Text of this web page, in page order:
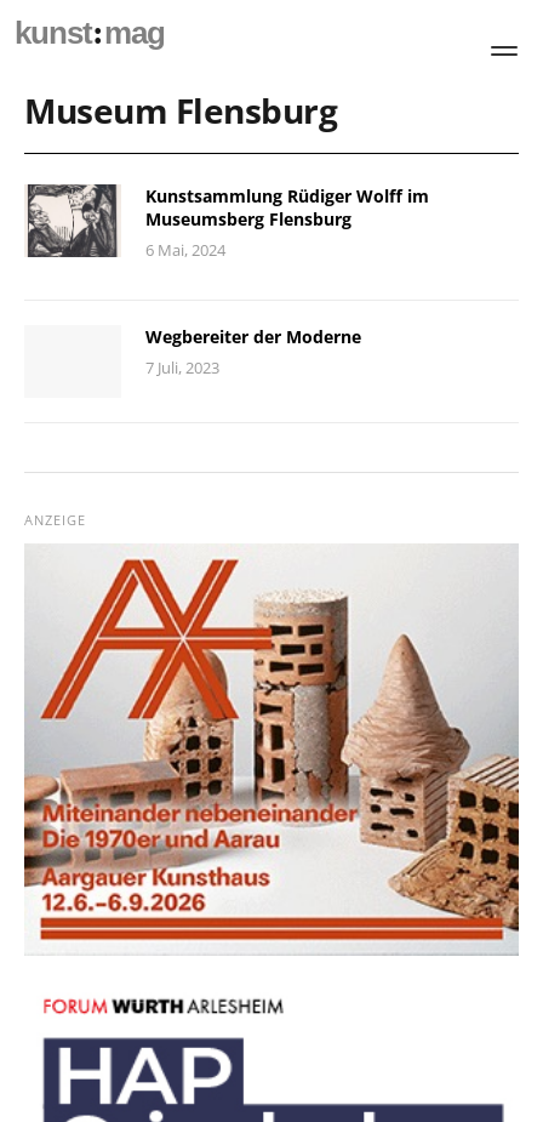
kunst:mag
Museum Flensburg
Kunstsammlung Rüdiger Wolff im
Museumsberg Flensburg
6 Mai, 2024
Wegbereiter der Moderne
7 Juli, 2023
ANZEIGE